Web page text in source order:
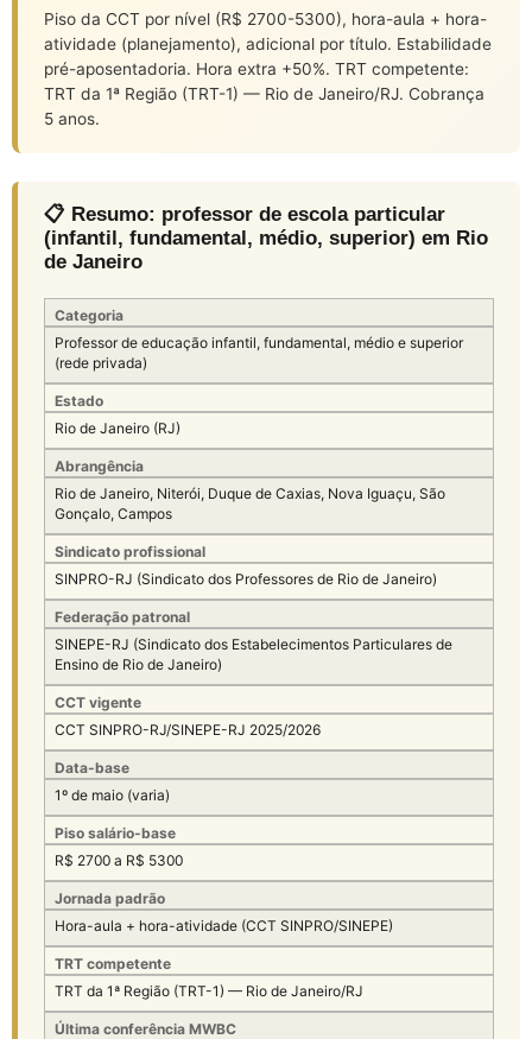
Piso da CCT por nível (R$ 2700-5300), hora-aula + hora-
atividade (planejamento), adicional por título. Estabilidade
pré-aposentadoria. Hora extra +50%. TRT competente:
TRT da 1ª Região (TRT-1) — Rio de Janeiro/RJ. Cobrança
5 anos.
📋 Resumo: professor de escola particular
(infantil, fundamental, médio, superior) em Rio
de Janeiro
Categoria
Professor de educação infantil, fundamental, médio e superior
(rede privada)
Estado
Rio de Janeiro (RJ)
Abrangência
Rio de Janeiro, Niterói, Duque de Caxias, Nova Iguaçu, São
Gonçalo, Campos
Sindicato profissional
SINPRO-RJ (Sindicato dos Professores de Rio de Janeiro)
Federação patronal
SINEPE-RJ (Sindicato dos Estabelecimentos Particulares de
Ensino de Rio de Janeiro)
CCT vigente
CCT SINPRO-RJ/SINEPE-RJ 2025/2026
Data-base
1º de maio (varia)
Piso salário-base
R$ 2700 a R$ 5300
Jornada padrão
Hora-aula + hora-atividade (CCT SINPRO/SINEPE)
TRT competente
TRT da 1ª Região (TRT-1) — Rio de Janeiro/RJ
Última conferência MWBC